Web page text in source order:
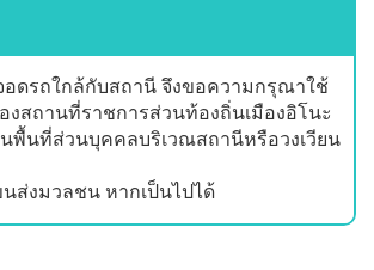
อดรถใกล้กับสถานี จึงขอความกรุณาใช้
งสถานที่ราชการส่วนท้องถิ่นเมืองอิโนะ
พื้นที่ส่วนบุคคลบริเวณสถานีหรือวงเวียน
ส่งมวลชน หากเป็นไปได้